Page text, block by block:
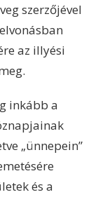
szerzőjével
az illyési
inkább a
„ünnepein”
és a